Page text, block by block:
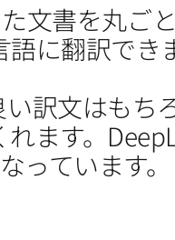
文書を丸ご
に翻訳でき
い訳文はもち
ます。
っています。